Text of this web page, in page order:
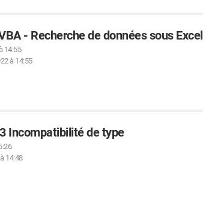
- Recherche de données sous Excel
14:55
à 14:55
Incompatibilité de type
14:48